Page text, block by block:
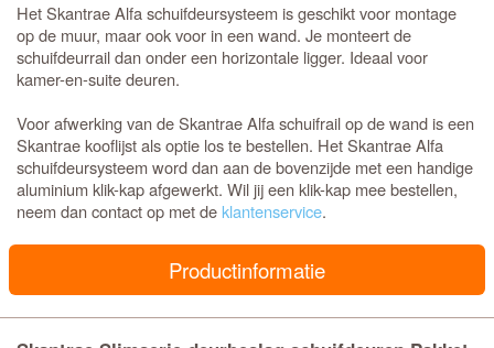
Het Skantrae Alfa schuifdeursysteem is geschikt voor montage
op de muur, maar ook voor in een wand. Je monteert de
schuifdeurrail dan onder een horizontale ligger. Ideaal voor
kamer-en-suite deuren.
Voor afwerking van de Skantrae Alfa schuifrail op de wand is een
Skantrae kooflijst als optie los te bestellen. Het Skantrae Alfa
schuifdeursysteem word dan aan de bovenzijde met een handige
aluminium klik-kap afgewerkt. Wil jij een klik-kap mee bestellen,
neem dan contact op met deklantenservice.
Productinformatie